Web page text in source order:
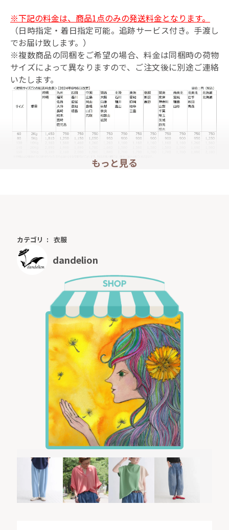
※下記の料金は、商品1点のみの発送料金となります。
（日時指定・着日指定可能。追跡サービス付き。手渡し
でお届け致します。）
※複数商品の同梱をご希望の場合、料金は同梱時の荷物
サイズによって異なりますので、ご注文後に別途ご連絡
いたします。
ます。
お手数ではございますが、料金は郵便局HPを確認下さ
い。（千葉県からの発送）⇒
※発送は当社営業日のみとなります。当社営業日はトッ
プページに記載しています。
※商品にトラブル（不良品の発見、欠品、配送業者の事
情など）が生じた場合は、配送が遅れる場合がございま
す。その場合はメールにてご連絡させていただきます。
【お支払い方法として佐川急便代引きを選択される場
発送料金＋代引き手数料が加算されます。※代引き発送
手数料は、代引き発送料金によって変動致します。
詳しい料金については、詳細ページをご確認下さい。⇒
代引き手数料
当店の商品は、タイ・ネパール・インドの衣料をメイ
ンにご提供しております。アジア製品の風合い、特有の
色合い、 デザイン性など、量販店で販売されている製品
にはない素敵な作品をご提供させて頂きます。
もっと見る
カテゴリ 衣服
dandelion